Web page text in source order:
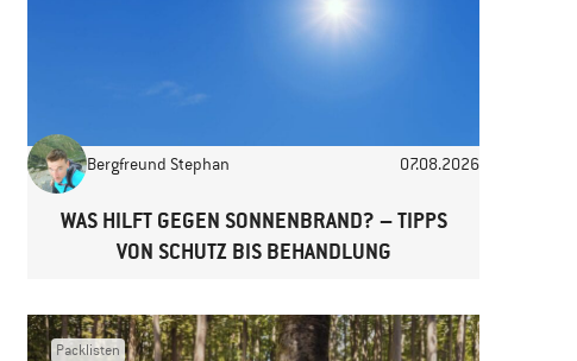
Bergfreund Stephan 07.08.2026
WAS HILFT GEGEN SONNENBRAND? – TIPPS
VON SCHUTZ BIS BEHANDLUNG
Packlisten